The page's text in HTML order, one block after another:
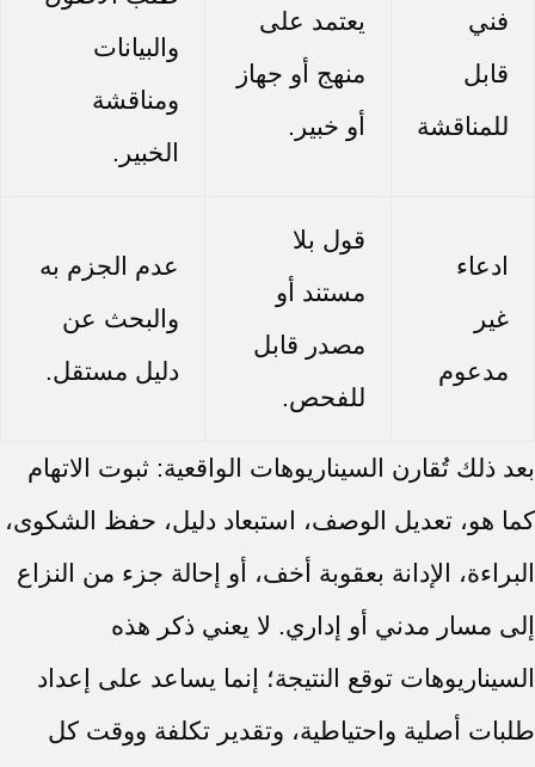
فني
قابل
للمناقشة
يعتمد على
منهج أو جهاز
أو خبير.
والبيانات
ومناقشة
الخبير.
ادعاء
غير
مدعوم
قول بلا
مستند أو
مصدر قابل
للفحص.
عدم الجزم به
والبحث عن
دليل مستقل.
بعد ذلك تُقارن السيناريوهات الواقعية: ثبوت الاتهام
كما هو، تعديل الوصف، استبعاد دليل، حفظ الشكوى،
البراءة، الإدانة بعقوبة أخف، أو إحالة جزء من النزاع
إلى مسار مدني أو إداري. لا يعني ذكر هذه
السيناريوهات توقع النتيجة؛ إنما يساعد على إعداد
طلبات أصلية واحتياطية، وتقدير تكلفة ووقت كل